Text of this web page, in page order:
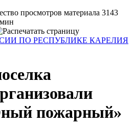
3143
ПО РЕСПУБЛИКЕ КАРЕЛИЯ
пожарный»